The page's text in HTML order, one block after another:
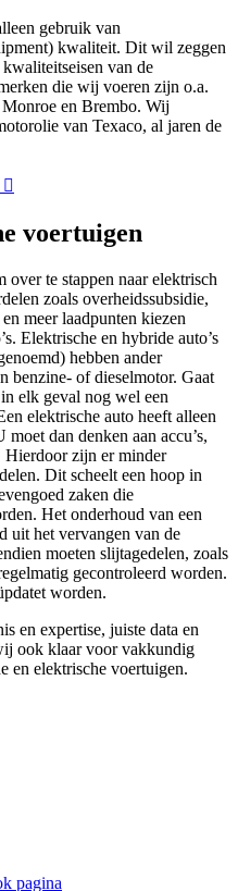
gebruik van
kwaliteit. Dit wil zeggen
kwaliteitseisen van de
die wij voeren zijn o.a.
en Brembo. Wij
van Texaco, al jaren de
voertuigen
te stappen naar elektrisch
zoals overheidssubsidie,
meer laadpunten kiezen
Elektrische en hybride auto’s
hebben ander
benzine- of dieselmotor. Gaat
elk geval nog wel een
elektrische auto heeft alleen
dan denken aan accu’s,
Hierdoor zijn er minder
Dit scheelt een hoop in
zaken die
Het onderhoud van een
uit het vervangen van de
moeten slijtagedelen, zoals
gecontroleerd worden.
worden.
en expertise, juiste data en
ook klaar voor vakkundig
en elektrische voertuigen.
pagina